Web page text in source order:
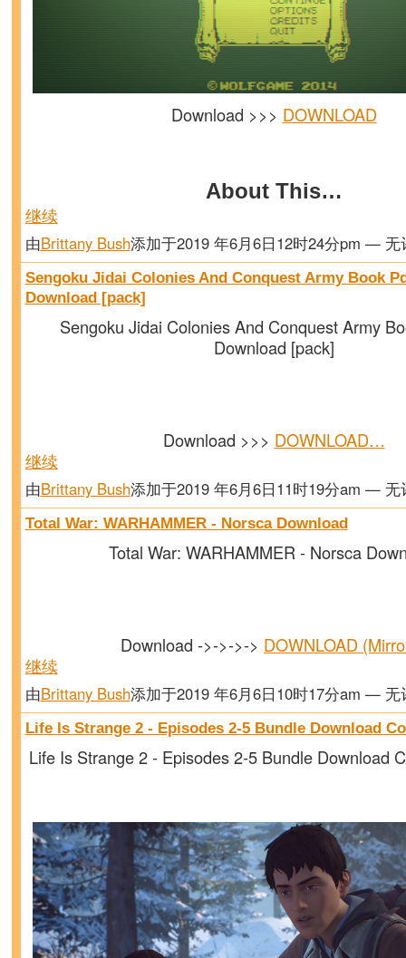
Download >>> DOWNLOAD
About This…
继续
由Brittany Bush添加于2019 年6月6日12时24分pm — 无
Sengoku Jidai Colonies And Conquest Army Book
Download [pack]
Sengoku Jidai Colonies And Conquest Army
Download [pack]
Download >>> DOWNLOAD…
继续
由Brittany Bush添加于2019 年6月6日11时19分am — 无
Total War: WARHAMMER - Norsca Download
Total War: WARHAMMER - Norsca
Download ->->->-> DOWNLOAD
继续
由Brittany Bush添加于2019 年6月6日10时17分am — 无
Life Is Strange 2 - Episodes 2-5 Bundle Download
Life Is Strange 2 - Episodes 2-5 Bundle Download